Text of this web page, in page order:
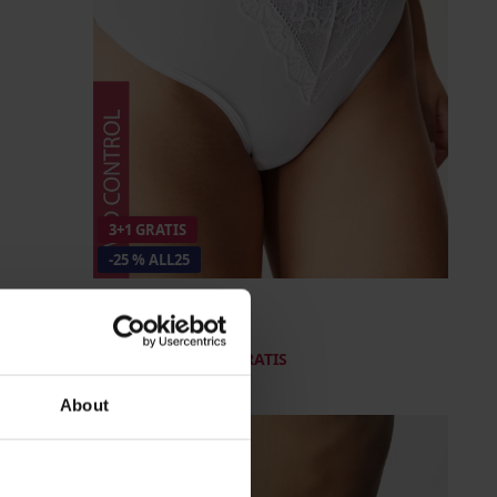
About
3+1 GRATIS
-25 % ALL25
Stezne tange Vena
3+1 GRATIS
20,99 €KodALL25